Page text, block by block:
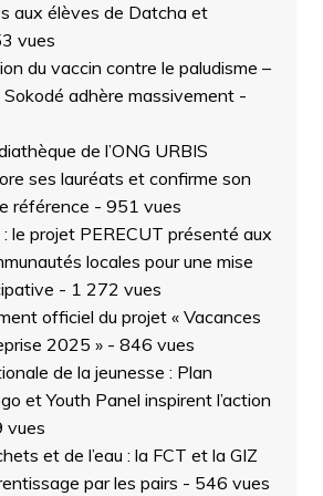
aux élèves de Datcha et
vues
du vaccin contre le paludisme –
adhère massivement-
de l’ONG URBIS
ses lauréats et confirme son
référence - 951 vues
le projet PERECUT présenté aux
locales pour une mise
- 1 272 vues
officiel du projet « Vacances
2025 »- 846 vues
de la jeunesse : Plan
et Youth Panel inspirent l’action
vues
et de l’eau : la FCT et la GIZ
par les pairs - 546 vues